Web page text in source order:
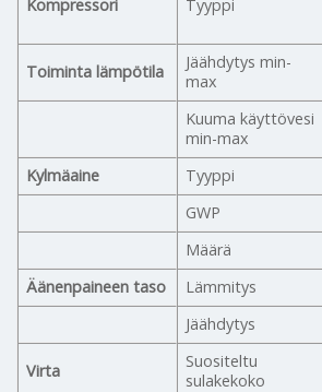
Kompressori Tyyppi
Toiminta lämpötila
Jäähdytys min-
max
Kuuma käyttövesi
min-max
Kylmäaine Tyyppi
GWP
Määrä
Äänenpaineen taso
Lämmitys
Jäähdytys
Virta
Suositeltu
sulakekoko